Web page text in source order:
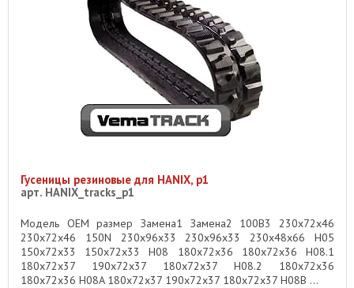
Гусеницы резиновые для HANIX, p1
арт. HANIX_tracks_p1
Модель OEM размер Замена1 Замена2 100B3 230x72x46
230x72x46 150N 230x96x33 230x96x33 230x48x66 H05
150x72x33 150x72x33 H08 180x72x36 180x72x36 H08.1
180x72x37 190x72x37 180x72x37 H08.2 180x72x36
180x72x36 H08A 180x72x37 190x72x37 180x72x37 H08B ...